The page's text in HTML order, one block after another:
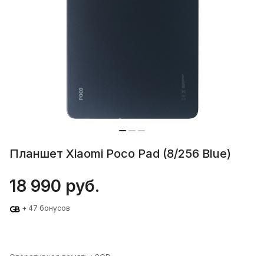
Планшет Xiaomi Poco Pad (8/256 Blue)
18 990 руб.
+ 47 бонусов